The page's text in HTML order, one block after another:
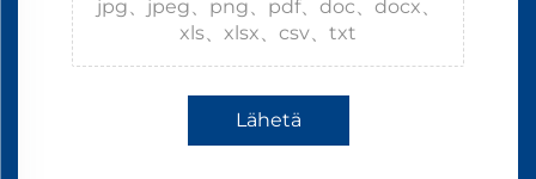
jpg、jpeg、png、pdf、doc、docx、
xls、xlsx、csv、txt
Lähetä